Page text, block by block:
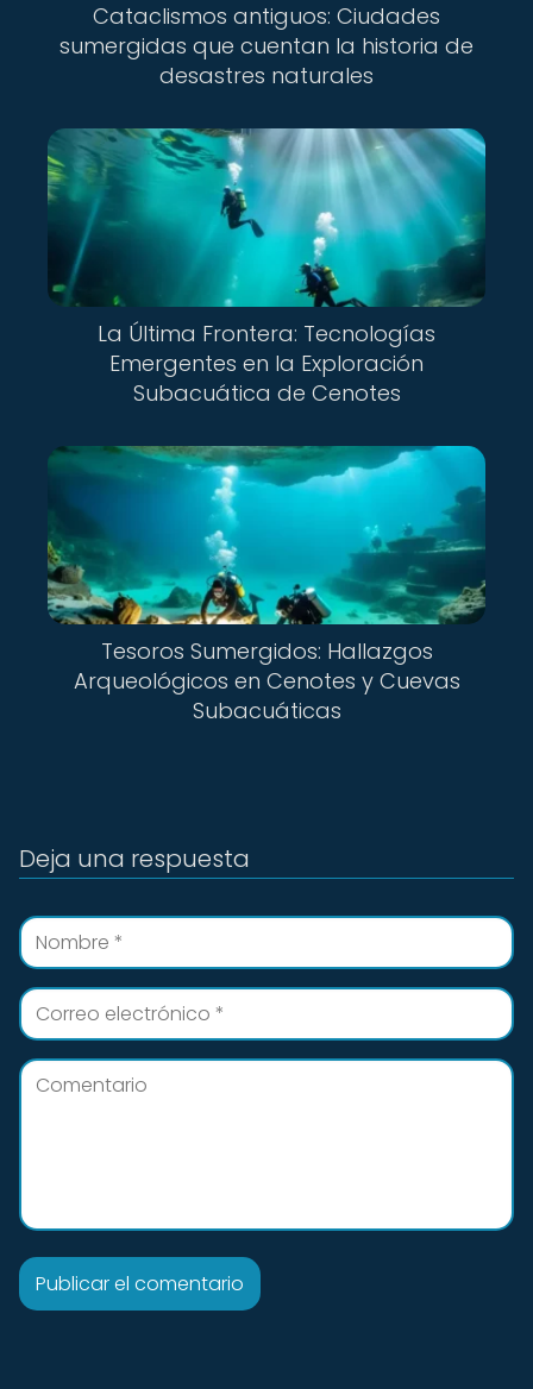
Cataclismos antiguos: Ciudades
sumergidas que cuentan la historia de
desastres naturales
La Última Frontera: Tecnologías
Emergentes en la Exploración
Subacuática de Cenotes
Tesoros Sumergidos: Hallazgos
Arqueológicos en Cenotes y Cuevas
Subacuáticas
Deja una respuesta